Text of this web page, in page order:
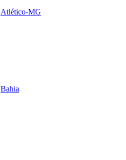
Atlético-MG
Bahia